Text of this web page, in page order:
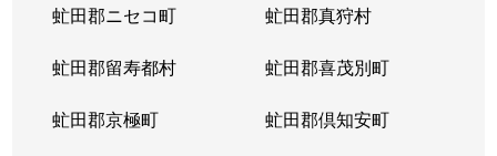
虻田郡ニセコ町 虻田郡真狩村
虻田郡留寿都村 虻田郡喜茂別町
虻田郡京極町 虻田郡倶知安町